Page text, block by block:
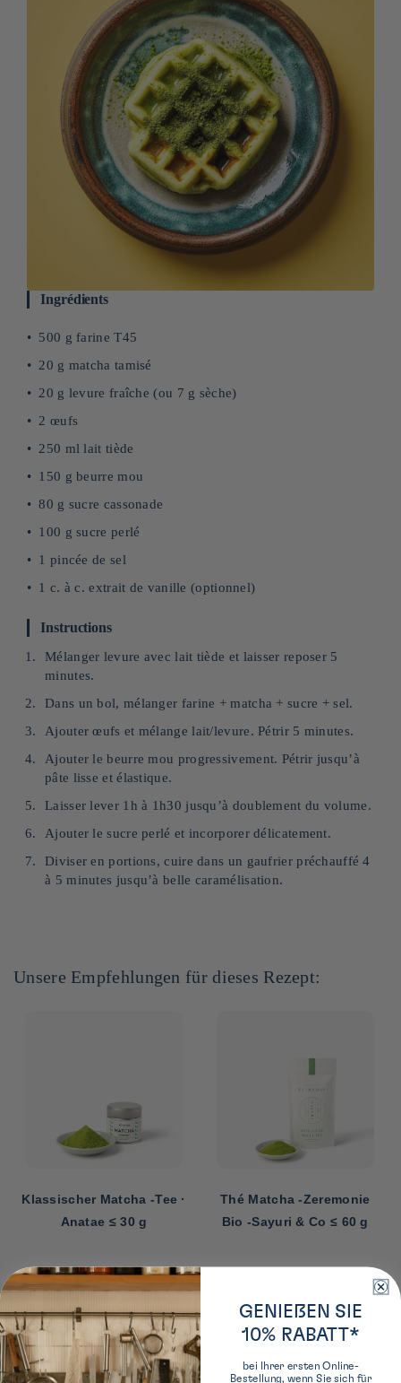
Ingrédients
500 g farine T45
20 g matcha tamisé
20 g levure fraîche (ou 7 g sèche)
2 œufs
250 ml lait tiède
150 g beurre mou
80 g sucre cassonade
100 g sucre perlé
1 pincée de sel
1 c. à c. extrait de vanille (optionnel)
Instructions
Mélanger levure avec lait tiède et laisser reposer 5
minutes.
Dans un bol, mélanger farine + matcha + sucre + sel.
Ajouter œufs et mélange lait/levure. Pétrir 5 minutes.
Ajouter le beurre mou progressivement. Pétrir jusqu’à
pâte lisse et élastique.
Laisser lever 1h à 1h30 jusqu’à doublement du volume.
Ajouter le sucre perlé et incorporer délicatement.
Diviser en portions, cuire dans un gaufrier préchauffé 4
à 5 minutes jusqu’à belle caramélisation.
Unsere Empfehlungen für dieses Rezept:
Klassischer Matcha -Tee ·
Anatae ≤ 30 g
Thé Matcha -Zeremonie
Bio -Sayuri & Co ≤ 60 g
‹
GENIEßEN SIE
10% RABATT*
bei Ihrer ersten Online-
Bestellung, wenn Sie sich für